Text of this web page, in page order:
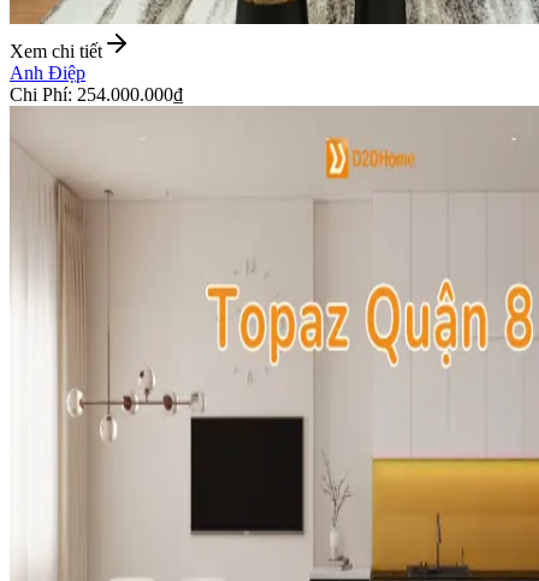
Xem chi tiết
Anh Điệp
Chi Phí: 254.000.000₫